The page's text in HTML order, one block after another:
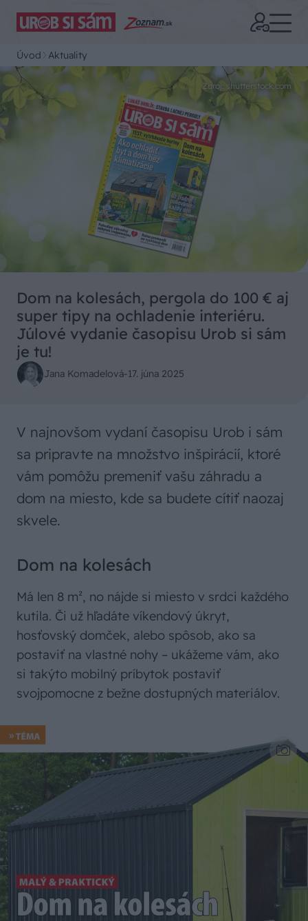
Úvod Aktuality
Zdroj: shutterstock.com
Dom na kolesách, pergola do 100 € aj
super tipy na ochladenie interiéru.
Júlové vydanie časopisu Urob si sám
je tu!
Jana Komadelová-17. júna 2025
V najnovšom vydaní časopisu Urob i sám
sa pripravte na množstvo inšpirácií, ktoré
vám pomôžu premeniť vašu záhradu a
dom na miesto, kde sa budete cítiť naozaj
skvele.
Dom na kolesách
Má len 8 m², no nájde si miesto v srdci každého
kutila. Či už hľadáte víkendový úkryt,
hosťovský domček, alebo spôsob, ako sa
postaviť na vlastné nohy – ukážeme vám, ako
si takýto mobilný príbytok postaviť
svojpomocne z bežne dostupných materiálov.